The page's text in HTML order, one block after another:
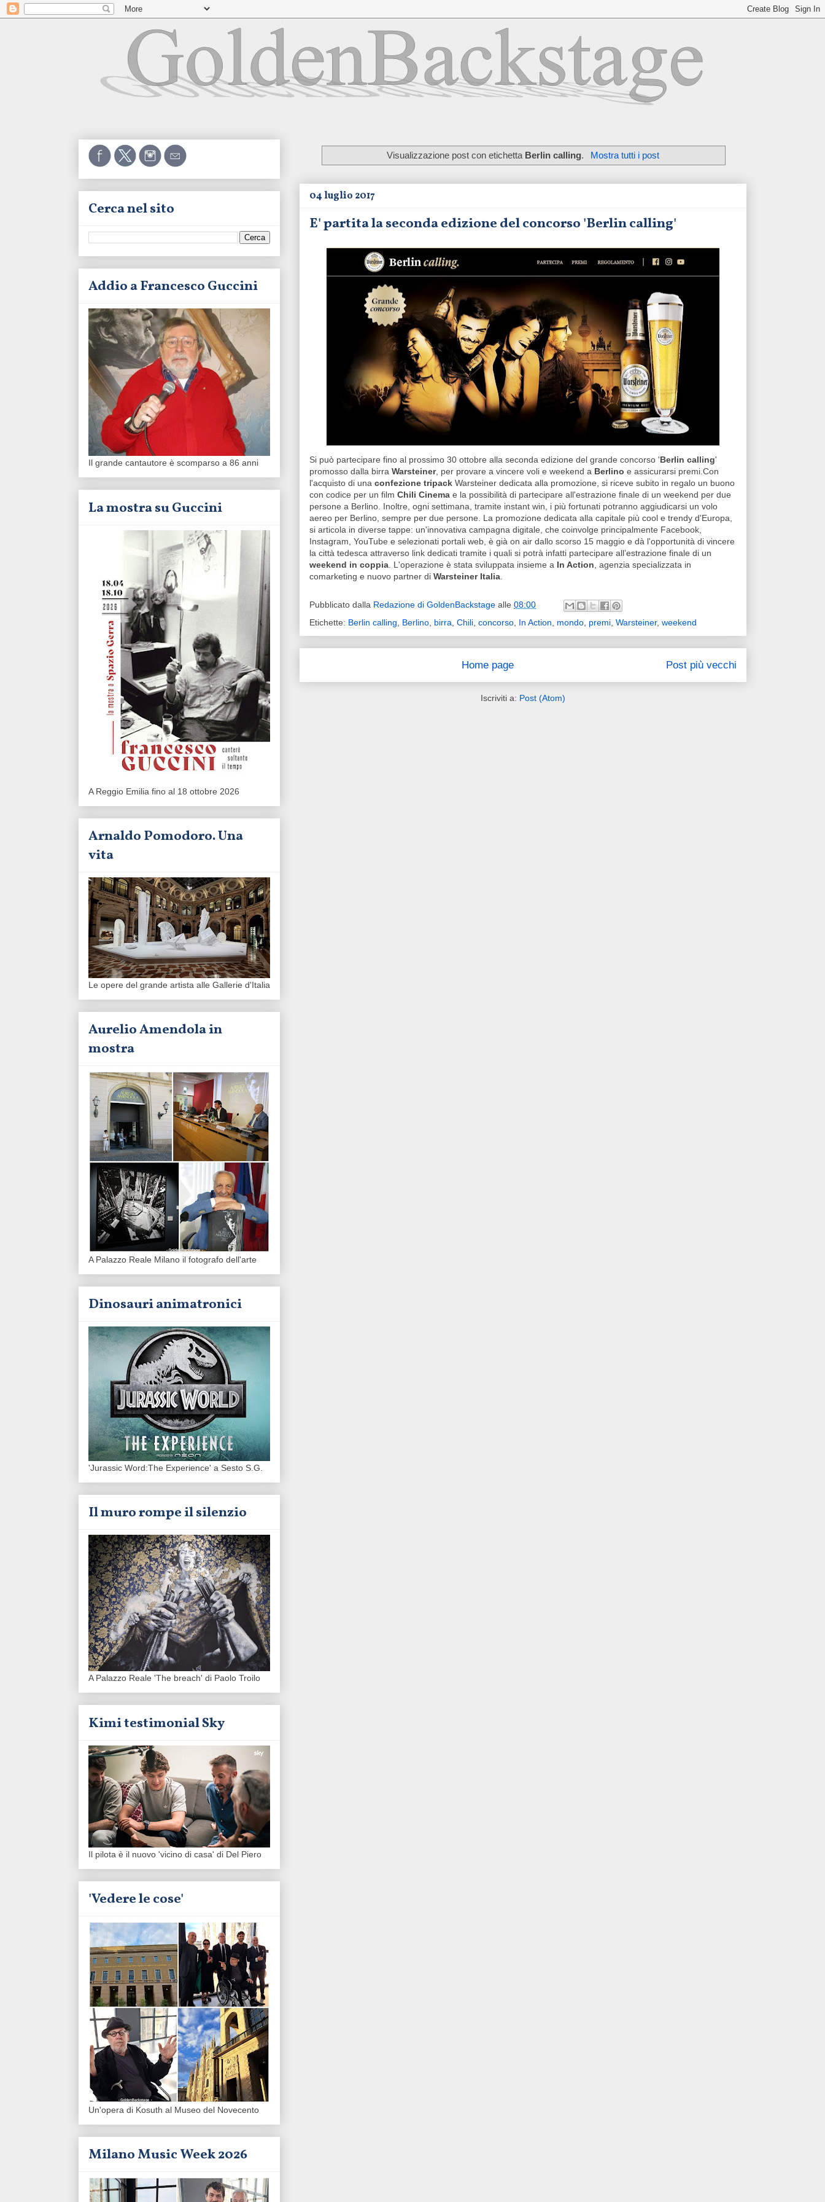
Visualizzazione post con etichetta Berlin calling. Mostra tutti i post
04 luglio 2017
E' partita la seconda edizione del concorso 'Berlin calling'
Si può partecipare fino al prossimo 30 ottobre alla seconda edizione del grande concorso 'Berlin calling'
promosso dalla birra Warsteiner, per provare a vincere voli e weekend a Berlino e assicurarsi premi.Con
l'acquisto di una confezione tripack Warsteiner dedicata alla promozione, si riceve subito in regalo un buono
con codice per un film Chili Cinema e la possibilità di partecipare all'estrazione finale di un weekend per due
persone a Berlino. Inoltre, ogni settimana, tramite instant win, i più fortunati potranno aggiudicarsi un volo
aereo per Berlino, sempre per due persone. La promozione dedicata alla capitale più cool e trendy d'Europa,
si articola in diverse tappe: un'innovativa campagna digitale, che coinvolge principalmente Facebook,
Instagram, YouTube e selezionati portali web, è già on air dallo scorso 15 maggio e dà l'opportunità di vincere
la città tedesca attraverso link dedicati tramite i quali si potrà infatti partecipare all’estrazione finale di un
weekend in coppia. L'operazione è stata sviluppata insieme a In Action, agenzia specializzata in
comarketing e nuovo partner di Warsteiner Italia.
Pubblicato dalla Redazione di GoldenBackstage alle 08:00
Etichette: Berlin calling, Berlino, birra, Chili, concorso, In Action, mondo, premi, Warsteiner, weekend
Post più vecchi
Home page
Iscriviti a: Post (Atom)
Cerca nel sito
Addio a Francesco Guccini
Il grande cantautore è scomparso a 86 anni
La mostra su Guccini
A Reggio Emilia fino al 18 ottobre 2026
Arnaldo Pomodoro. Una
vita
Le opere del grande artista alle Gallerie d'Italia
Aurelio Amendola in
mostra
A Palazzo Reale Milano il fotografo dell'arte
Dinosauri animatronici
'Jurassic Word:The Experience' a Sesto S.G.
Il muro rompe il silenzio
A Palazzo Reale 'The breach' di Paolo Troilo
Kimi testimonial Sky
Il pilota è il nuovo 'vicino di casa' di Del Piero
'Vedere le cose'
Un'opera di Kosuth al Museo del Novecento
Milano Music Week 2026